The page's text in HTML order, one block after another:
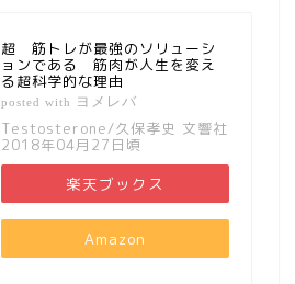
超 筋トレが最強のソリューシ
ョンである 筋肉が人生を変え
る超科学的な理由
posted with ヨメレバ
Testosterone/久保孝史 文響社
2018年04月27日頃
楽天ブックス
Amazon